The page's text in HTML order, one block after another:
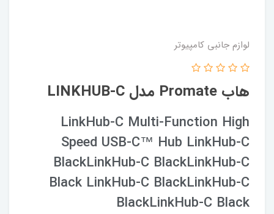
لوازم جانبی کامپیوتر
هاب Promate مدل LINKHUB-C
LinkHub-C Multi-Function High
Speed USB-C™ Hub LinkHub-C
BlackLinkHub-C BlackLinkHub-C
Black LinkHub-C BlackLinkHub-C
BlackLinkHub-C Black